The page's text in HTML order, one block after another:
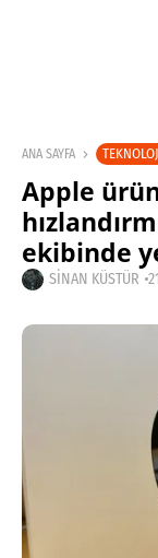
ANA SAYFA
Apple
ekibinde
SINAN KÜSTÜR